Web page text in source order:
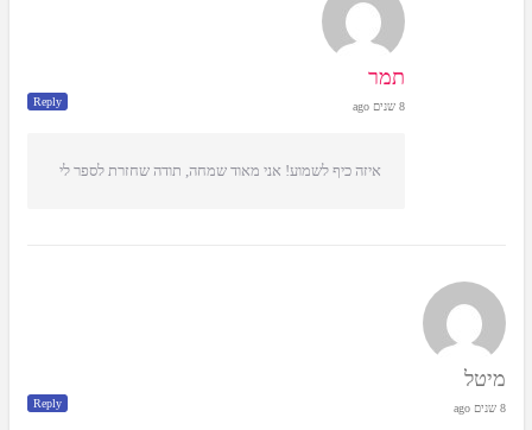
תמר
8 שנים ago Reply
איזה כיף לשמוע! אני מאוד שמחה, תודה שחזרת לספר לי
מיטל
8 שנים ago Reply